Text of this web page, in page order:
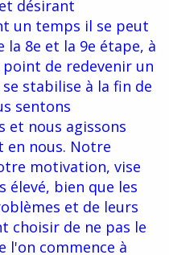
désirant
un temps il se peut
8e et la 9e étape, à
de redevenir un
stabilise à la fin de
sentons
et nous agissons
en nous. Notre
motivation, vise
élevé, bien que les
et de leurs
choisir de ne pas le
l'on commence à